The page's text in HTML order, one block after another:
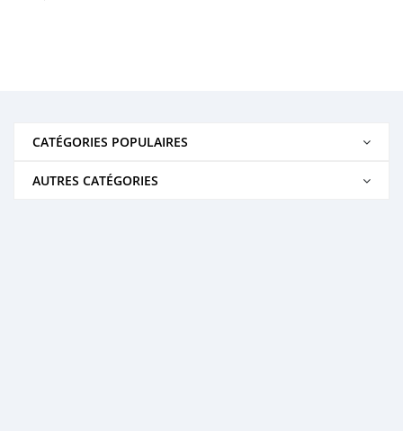
CATÉGORIES POPULAIRES
AUTRES CATÉGORIES